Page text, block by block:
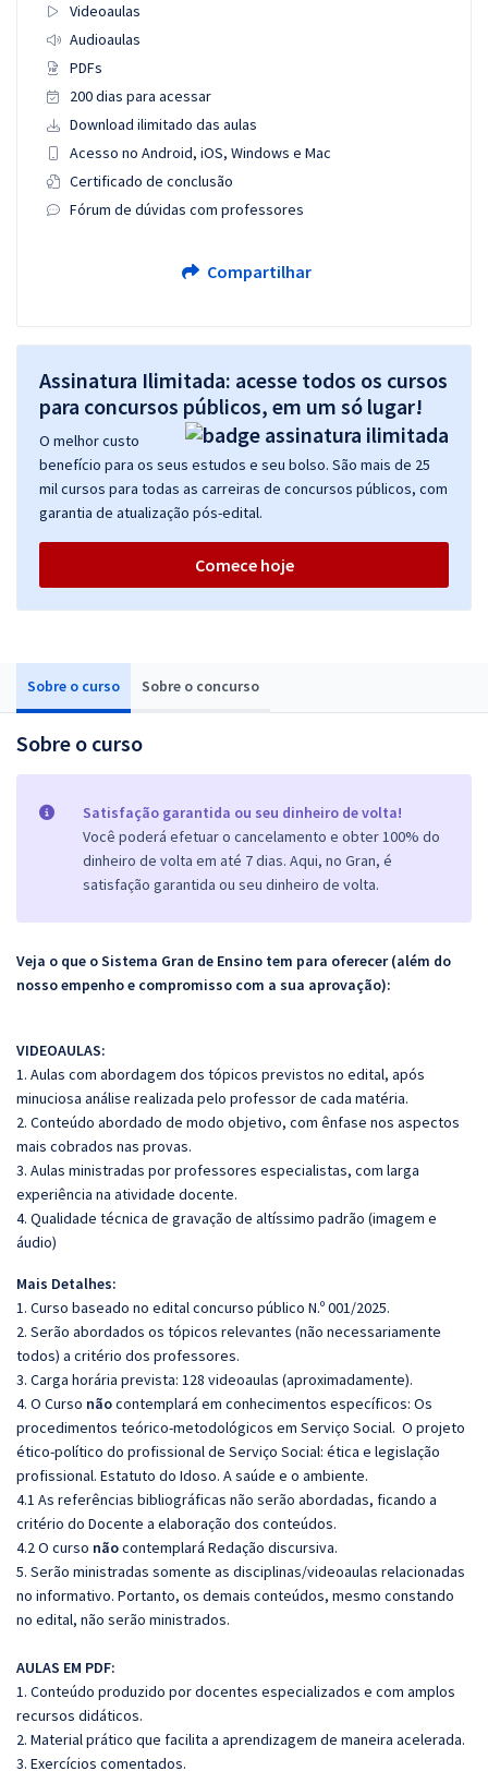
Sobre o curso Sobre o concurso
Sobre o curso
Satisfação garantida ou seu dinheiro de volta!
Você poderá efetuar o cancelamento e obter 100% do
dinheiro de volta em até 7 dias. Aqui, no Gran, é
satisfação garantida ou seu dinheiro de volta.
Veja o que o Sistema Gran de Ensino tem para oferecer (além do
nosso empenho e compromisso com a sua aprovação):
VIDEOAULAS:
1. Aulas com abordagem dos tópicos previstos no edital, após
minuciosa análise realizada pelo professor de cada matéria.
2. Conteúdo abordado de modo objetivo, com ênfase nos aspectos
mais cobrados nas provas.
3. Aulas ministradas por professores especialistas, com larga
experiência na atividade docente.
4. Qualidade técnica de gravação de altíssimo padrão (imagem e
áudio)
Mais Detalhes:
1. Curso baseado no edital concurso público N.º 001/2025.
2. Serão abordados os tópicos relevantes (não necessariamente
todos) a critério dos professores.
3. Carga horária prevista: 128 videoaulas (aproximadamente).
4. O Curso nãocontemplará em conhecimentos específicos: Os
procedimentos teórico-metodológicos em Serviço Social. O projeto
ético-político do profissional de Serviço Social: ética e legislação
profissional. Estatuto do Idoso. A saúde e o ambiente.
4.1 As referências bibliográficas não serão abordadas, ficando a
critério do Docente a elaboração dos conteúdos.
4.2 O curso nãocontemplará Redação discursiva.
5. Serão ministradas somente as disciplinas/videoaulas relacionadas
no informativo. Portanto, os demais conteúdos, mesmo constando
no edital, não serão ministrados.
AULAS EM PDF:
1. Conteúdo produzido por docentes especializados e com amplos
recursos didáticos.
2. Material prático que facilita a aprendizagem de maneira acelerada.
3. Exercícios comentados.
Videoaulas
Audioaulas
PDFs
200 dias para acessar
Download ilimitado das aulas
Acesso no Android, iOS, Windows e Mac
Certificado de conclusão
Fórum de dúvidas com professores
Compartilhar
Assinatura Ilimitada: acesse todos os cursos
para concursos públicos, em um só lugar!
O melhor custo
benefício para os seus estudos e seu bolso. São mais de 25
mil cursos para todas as carreiras de concursos públicos, com
garantia de atualização pós-edital.
Comece hoje